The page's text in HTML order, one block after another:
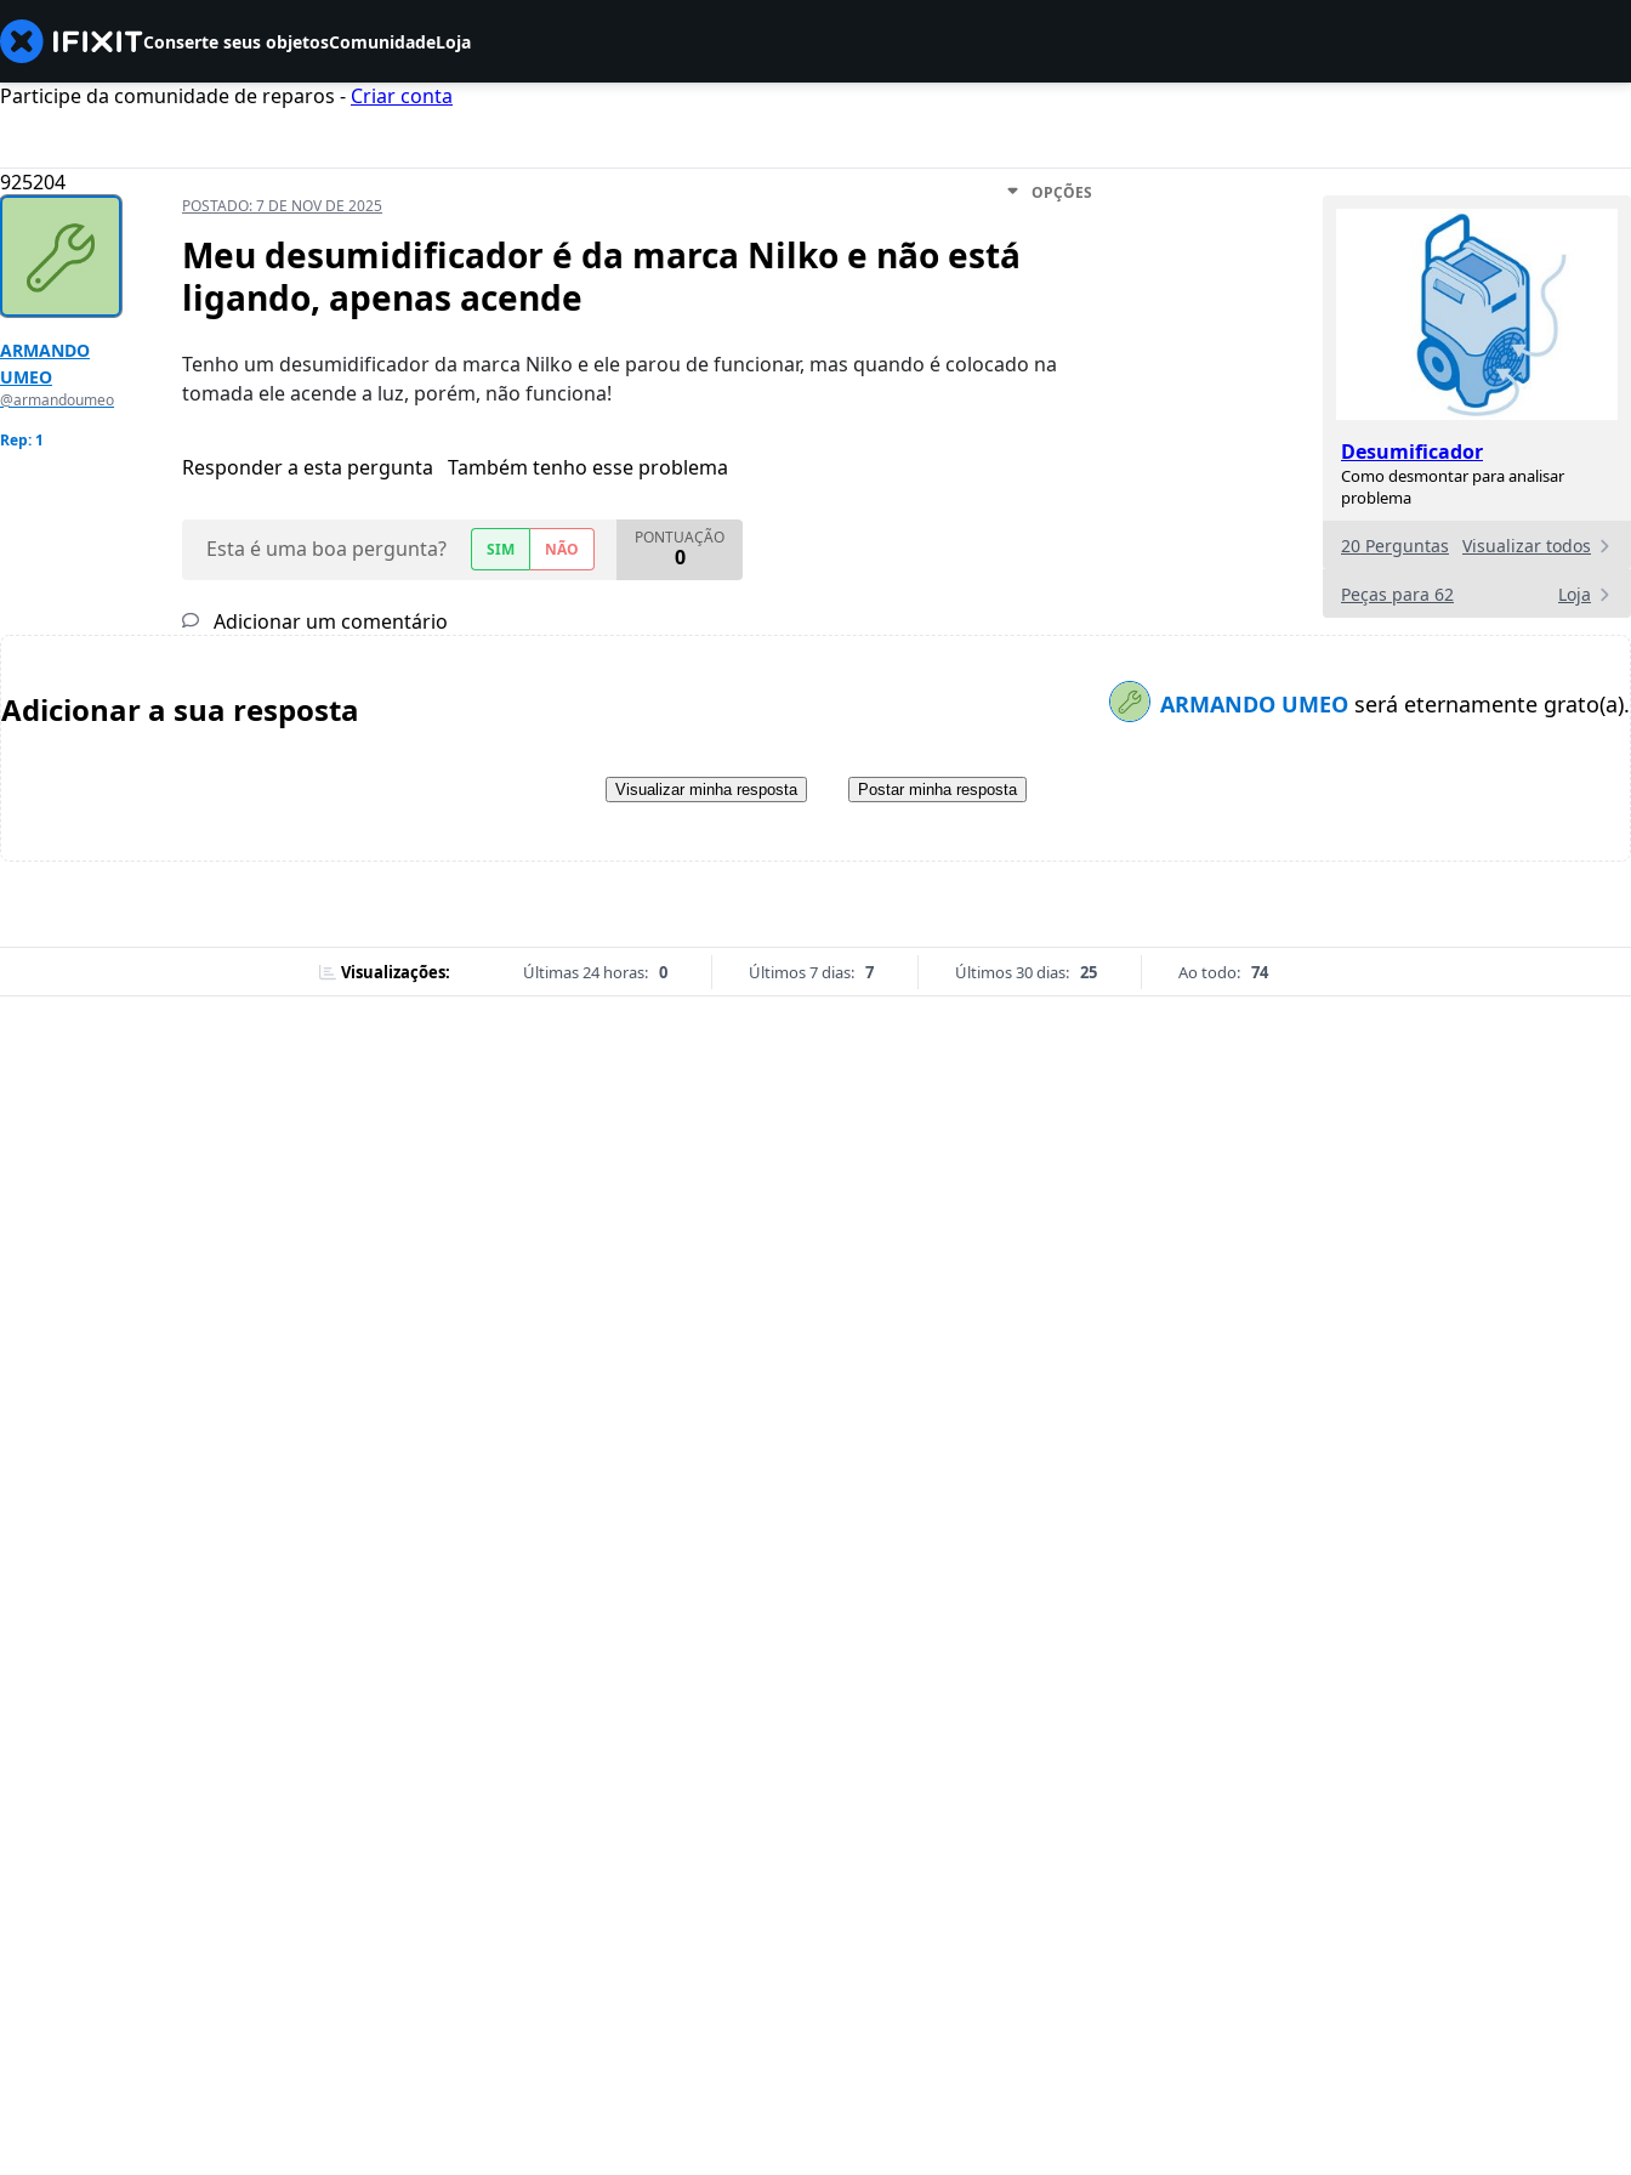
Conserte seus objetosComunidadeLoja
Participe da comunidade de reparos - Criar conta
925204
Desumificador
Como desmontar para analisar
problema
20 Perguntas Visualizar todos
Peças para 62 Loja
ARMANDO
UMEO
@armandoumeo
Rep: 1
POSTADO:7 DE NOV DE 2025
OPÇÕES
Meu desumidificador é da marca Nilko e não está
ligando, apenas acende
Tenho um desumidificador da marca Nilko e ele parou de funcionar, mas quando é colocado na
tomada ele acende a luz, porém, não funciona!
Responder a esta pergunta Também tenho esse problema
Esta é uma boa pergunta? SIM NÃO
PONTUAÇÃO
0
Adicionar um comentário
Adicionar a sua resposta ARMANDO UMEO será eternamente grato(a).
Visualizar minha resposta Postar minha resposta
Visualizações: Últimas 24 horas: 0 Últimos 7 dias: 7 Últimos 30 dias: 25 Ao todo: 74